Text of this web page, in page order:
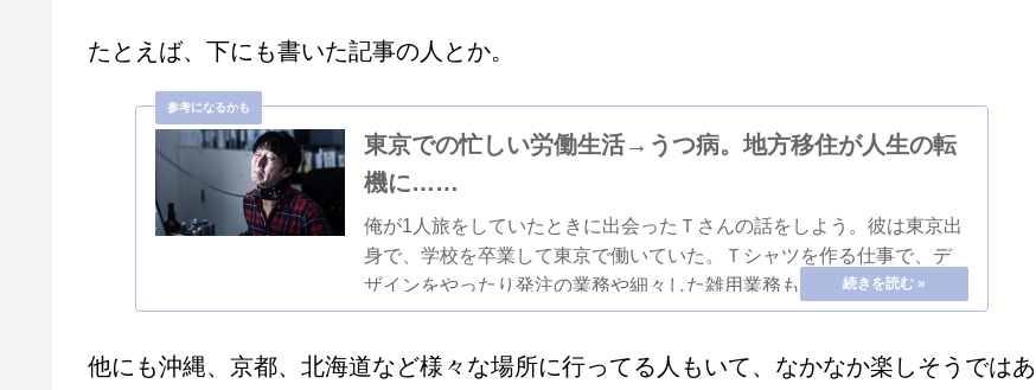
たとえば、下にも書いた記事の人とか。
東京での忙しい労働生活→うつ病。地方移住が人生の転
機に……
俺が1人旅をしていたときに出会ったＴさんの話をしよう。彼は東京出
身で、学校を卒業して東京で働いていた。Ｔシャツを作る仕事で、デ
ザインをやったり発注の業務や細々した雑用業務もこなす。仕事は順
調に覚えていったので、仕事もどんどん任された。だが、...
他にも沖縄、京都、北海道など様々な場所に行ってる人もいて、なかなか楽しそうではあ